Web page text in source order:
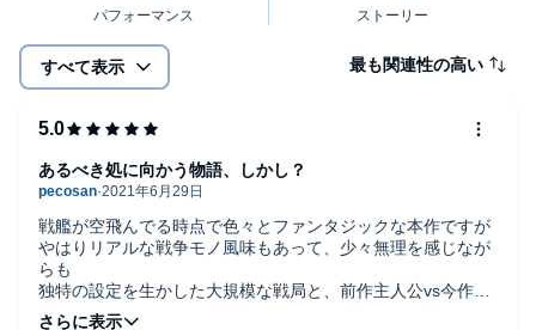
すべて表示 最も関連性の高い
戦艦が空飛んでる時点で色々とファンタジックな本作ですが
やはりリアルな戦争モノ風味もあって、少々無理を感じなが
らも
独特の設定を生かした大規模な戦局と、前作主人公vs今作主
人公の決戦がドラマチックに描かれ、面白いです
あるべき処に向かう物語、しかし？